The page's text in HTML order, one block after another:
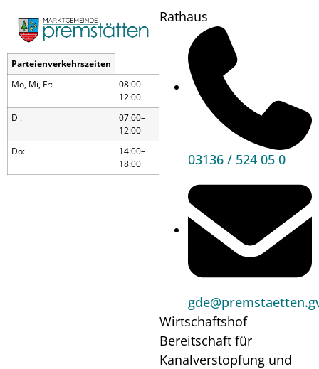
Parteienverkehrszeiten
Mo, Mi, Fr:
08:00–
12:00
Di:
07:00–
12:00
Do:
14:00–
18:00
Rathaus
03136 / 524 05 0
Wirtschaftshof
Bereitschaft für
Kanalverstopfung und
Für Premstätten im Einsatz
Jürgen Kropf